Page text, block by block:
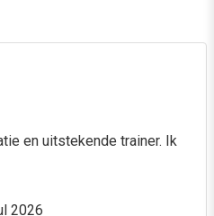
en uitstekende trainer. Ik
2026